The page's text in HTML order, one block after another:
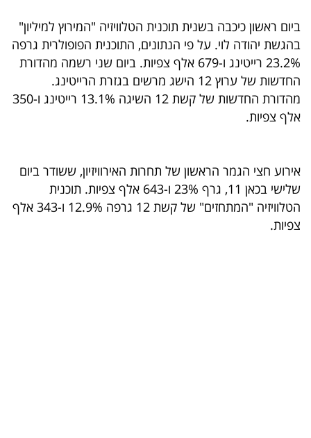
רייטינג
רכב
בריאות
תיירות
TOP-
ביום ראשון כיכבה בשנית תוכנית הטלוויזיה "המירוץ למיליון"
בהגשת יהודה לוי. על פי הנתונים, התוכנית הפופולרית גרפה
23.2% רייטינג ו-679 אלף צפיות. ביום שני רשמה מהדורת
החדשות של ערוץ 12 הישג מרשים בגזרת הרייטינג.
מהדורת החדשות של קשת 12 השיגה 13.1% רייטינג ו-350
אלף צפיות.
אירוע חצי הגמר הראשון של תחרות האירוויזיון, ששודר ביום
שלישי בכאן 11, גרף 23% ו-643 אלף צפיות. תוכנית
הטלוויזיה "המתחזים" של קשת 12 גרפה 12.9% ו-343 אלף
צפיות.